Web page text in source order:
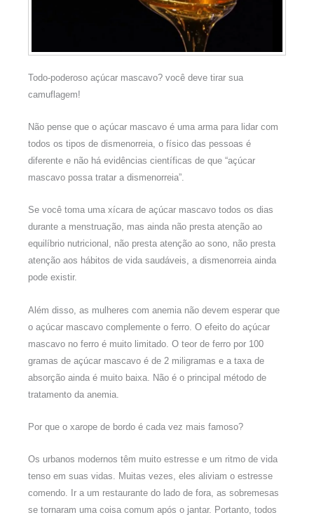
Todo-poderoso açúcar mascavo? você deve tirar sua
camuflagem!
Não pense que o açúcar mascavo é uma arma para lidar com
todos os tipos de dismenorreia, o físico das pessoas é
diferente e não há evidências científicas de que “açúcar
mascavo possa tratar a dismenorreia”.
Se você toma uma xícara de açúcar mascavo todos os dias
durante a menstruação, mas ainda não presta atenção ao
equilíbrio nutricional, não presta atenção ao sono, não presta
atenção aos hábitos de vida saudáveis, a dismenorreia ainda
pode existir.
Além disso, as mulheres com anemia não devem esperar que
o açúcar mascavo complemente o ferro. O efeito do açúcar
mascavo no ferro é muito limitado. O teor de ferro por 100
gramas de açúcar mascavo é de 2 miligramas e a taxa de
absorção ainda é muito baixa. Não é o principal método de
tratamento da anemia.
Por que o xarope de bordo é cada vez mais famoso?
Os urbanos modernos têm muito estresse e um ritmo de vida
tenso em suas vidas. Muitas vezes, eles aliviam o estresse
comendo. Ir a um restaurante do lado de fora, as sobremesas
se tornaram uma coisa comum após o jantar. Portanto, todos